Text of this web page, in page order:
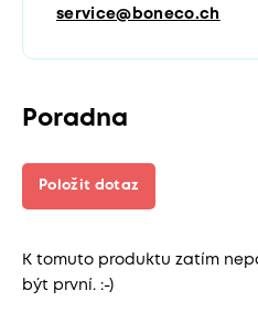
service@boneco.ch
Poradna
Položit dotaz
K tomuto produktu zatím
být první. :-)